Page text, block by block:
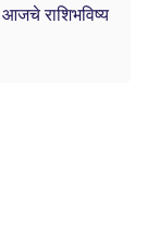
आजचे राशिभविष्य